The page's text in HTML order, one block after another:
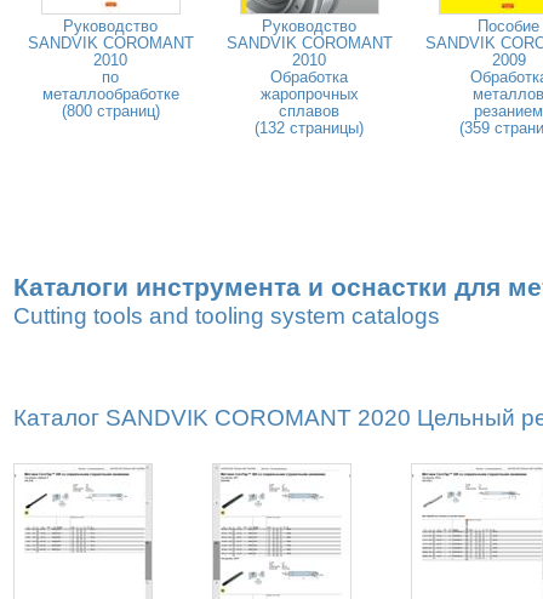
Руководство
SANDVIK COROMANT
2010
по
металлообработке
(800 страниц)
Руководство
SANDVIK COROMANT
2010
Обработка
жаропрочных
сплавов
(132 страницы)
Пособие
SANDVIK
2009
металлов
резанием
(359
Каталоги инструмента и оснастки для
Cutting tools and tooling system catalogs
Каталог SANDVIK COROMANT 2020 Цельный